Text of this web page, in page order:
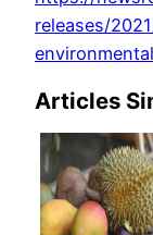
releases/
Articles